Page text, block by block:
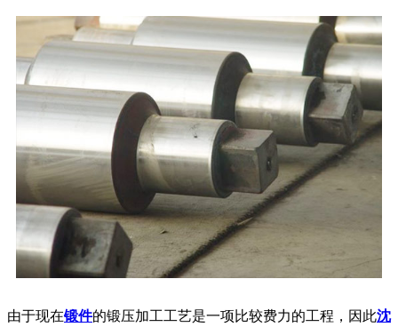
由于现在锻件的锻压加工工艺是一项比较费力的工程，因此沈